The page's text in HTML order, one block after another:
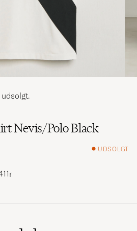
Nevis/Polo Black
UDSOLGT